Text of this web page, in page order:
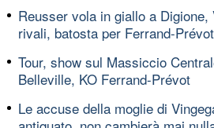
Reusser vola in giallo a
rivali, batosta per Ferrand-Prévot
Tour, show sul Massiccio
Belleville, KO Ferrand-Prévot
Le accuse della moglie di